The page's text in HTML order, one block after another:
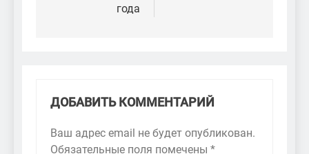
года
ДОБАВИТЬ КОММЕНТАРИЙ
Ваш адрес email не будет опубликован.
Обязательные поля помечены *